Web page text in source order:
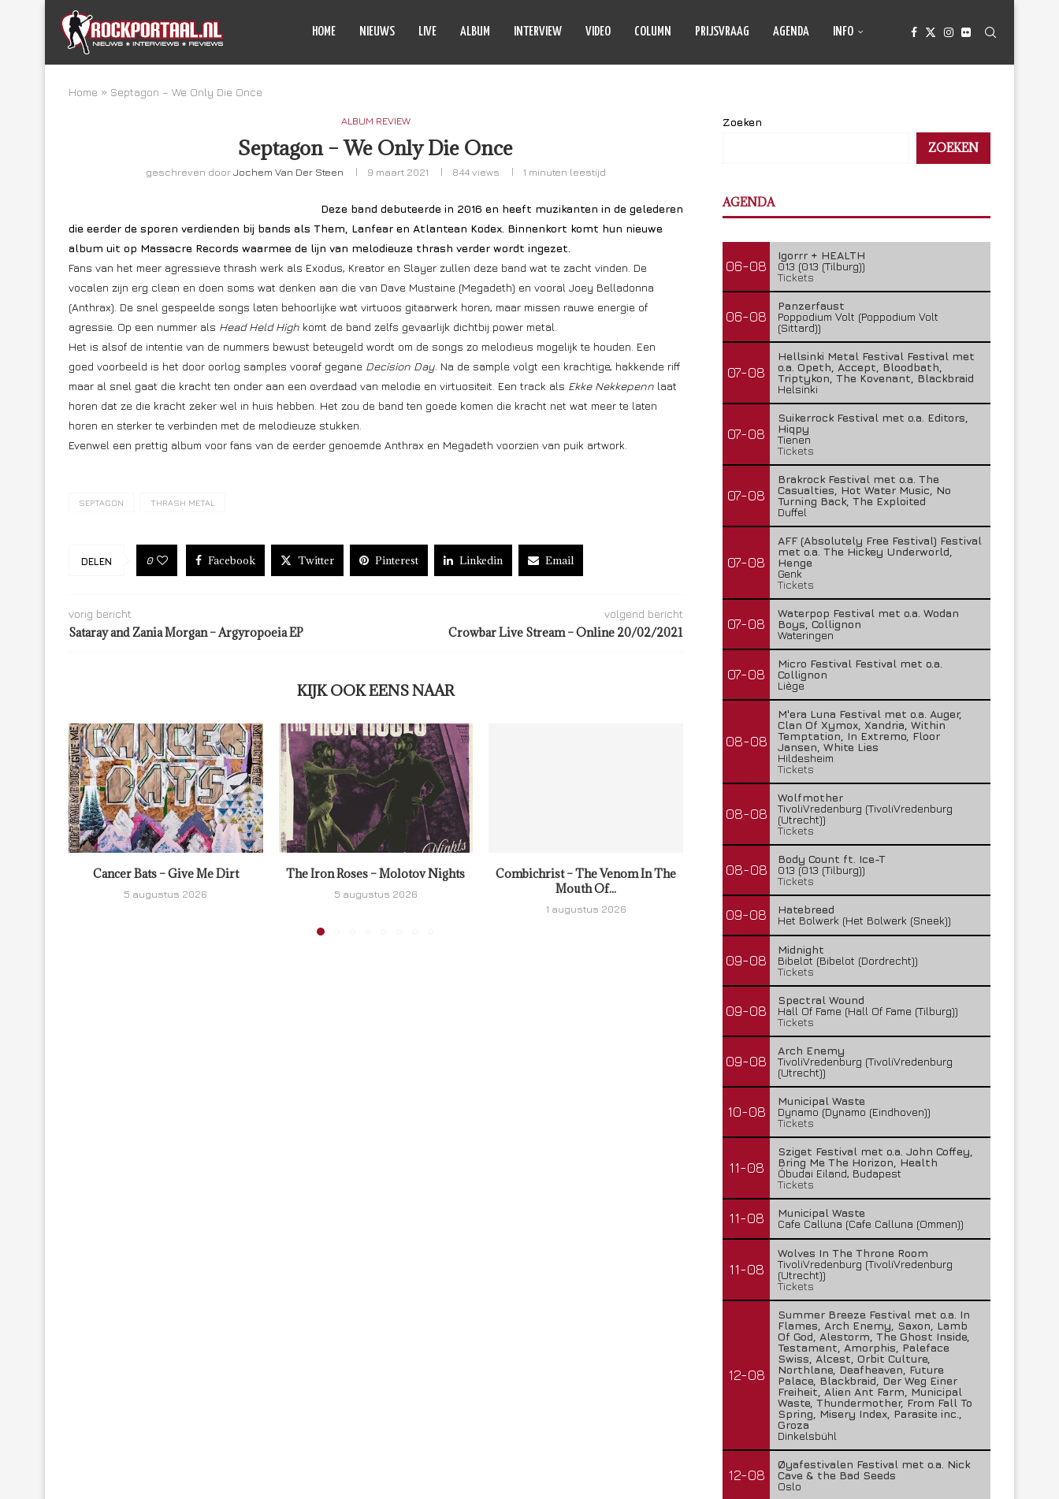
HOME NIEUWS LIVE ALBUM INTERVIEW VIDEO COLUMN PRIJSVRAAG AGENDA INFO
Home » Septagon – We Only Die Once
ALBUM REVIEW
Septagon – We Only Die Once
geschreven doorJochem Van Der Steen 9 maart 2021 844views 1 minuten leestijd
Deze band debuteerde in 2016 en heeft muzikanten in de gelederen
die eerder de sporen verdienden bij bands als Them, Lanfear en Atlantean Kodex. Binnenkort komt hun nieuwe
album uit op Massacre Records waarmee de lijn van melodieuze thrash verder wordt ingezet.
Fans van het meer agressieve thrash werk als Exodus, Kreator en Slayer zullen deze band wat te zacht vinden. De
vocalen zijn erg clean en doen soms wat denken aan die van Dave Mustaine (Megadeth) en vooral Joey Belladonna
(Anthrax). De snel gespeelde songs laten behoorlijke wat virtuoos gitaarwerk horen, maar missen rauwe energie of
agressie. Op een nummer als Head Held High komt de band zelfs gevaarlijk dichtbij power metal.
Het is alsof de intentie van de nummers bewust beteugeld wordt om de songs zo melodieus mogelijk te houden. Een
goed voorbeeld is het door oorlog samples vooraf gegane Decision Day . Na de sample volgt een krachtige, hakkende riff
maar al snel gaat die kracht ten onder aan een overdaad van melodie en virtuositeit. Een track als Ekke Nekkepenn laat
horen dat ze die kracht zeker wel in huis hebben. Het zou de band ten goede komen die kracht net wat meer te laten
horen en sterker te verbinden met de melodieuze stukken.
Evenwel een prettig album voor fans van de eerder genoemde Anthrax en Megadeth voorzien van puik artwork.
SEPTAGON THRASH METAL
DELEN 0 Facebook Twitter Pinterest Linkedin Email
vorig bericht
Sataray and Zania Morgan – Argyropoeia EP
volgend bericht
Crowbar Live Stream – Online 20/02/2021
KIJK OOK EENS NAAR
Cancer Bats – Give Me Dirt
5 augustus 2026
The Iron Roses – Molotov Nights
5 augustus 2026
Combichrist – The Venom In The
Mouth Of...
1 augustus 2026
Lunatic Soul – Transition II
29 juli 2026 27 juli 2026
Zoeken
ZOEKEN
AGENDA
06-08
Igorrr + HEALTH
013 (013 (Tilburg))
Tickets
06-08
Panzerfaust
Poppodium Volt (Poppodium Volt
(Sittard))
07-08
Hellsinki Metal Festival Festival met
o.a. Opeth, Accept, Bloodbath,
Triptykon, The Kovenant, Blackbraid
Helsinki
07-08
Suikerrock Festival met o.a. Editors,
Hiqpy
Tienen
Tickets
07-08
Brakrock Festival met o.a. The
Casualties, Hot Water Music, No
Turning Back, The Exploited
Duffel
07-08
AFF (Absolutely Free Festival) Festival
met o.a. The Hickey Underworld,
Henge
Genk
Tickets
07-08
Waterpop Festival met o.a. Wodan
Boys, Collignon
Wateringen
07-08
Micro Festival Festival met o.a.
Collignon
Liège
08-08
M'era Luna Festival met o.a. Auger,
Clan Of Xymox, Xandria, Within
Temptation, In Extremo, Floor
Jansen, White Lies
Hildesheim
Tickets
08-08
Wolfmother
TivoliVredenburg (TivoliVredenburg
(Utrecht))
Tickets
08-08
Body Count ft. Ice-T
013 (013 (Tilburg))
Tickets
09-08
Hatebreed
Het Bolwerk (Het Bolwerk (Sneek))
09-08
Midnight
Bibelot (Bibelot (Dordrecht))
Tickets
09-08
Spectral Wound
Hall Of Fame (Hall Of Fame (Tilburg))
Tickets
09-08
Arch Enemy
TivoliVredenburg (TivoliVredenburg
(Utrecht))
10-08
Municipal Waste
Dynamo (Dynamo (Eindhoven))
Tickets
11-08
Sziget Festival met o.a. John Coffey,
Bring Me The Horizon, Health
Óbudai Eiland, Budapest
Tickets
11-08
Municipal Waste
Cafe Calluna (Cafe Calluna (Ommen))
11-08
Wolves In The Throne Room
TivoliVredenburg (TivoliVredenburg
(Utrecht))
Tickets
12-08
Summer Breeze Festival met o.a. In
Flames, Arch Enemy, Saxon, Lamb
Of God, Alestorm, The Ghost Inside,
Testament, Amorphis, Paleface
Swiss, Alcest, Orbit Culture,
Northlane, Deafheaven, Future
Palace, Blackbraid, Der Weg Einer
Freiheit, Alien Ant Farm, Municipal
Waste, Thundermother, From Fall To
Spring, Misery Index, Parasite inc.,
Groza
Dinkelsbühl
12-08
Øyafestivalen Festival met o.a. Nick
Cave & the Bad Seeds
Oslo